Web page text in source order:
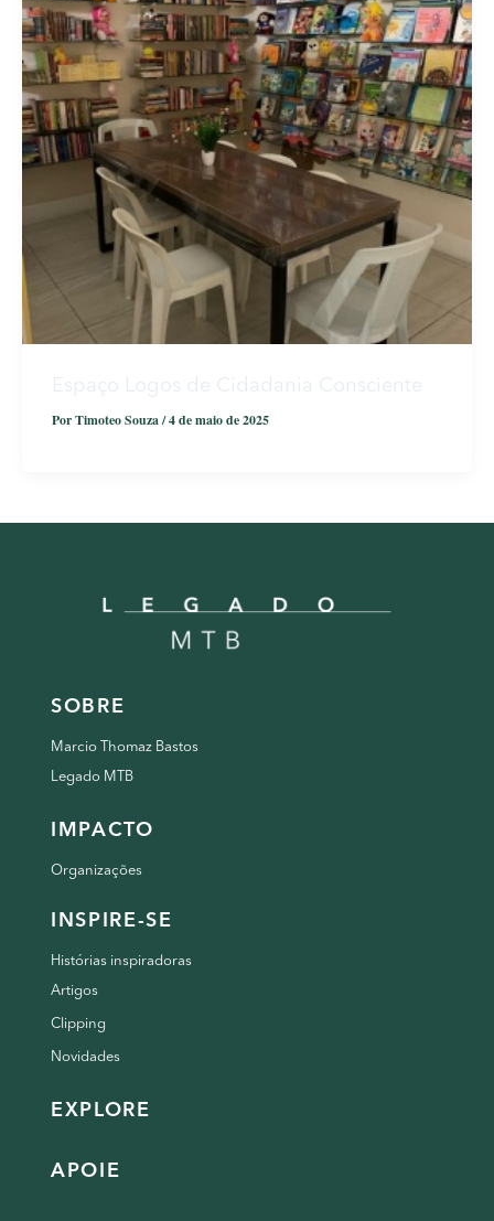
Espaço Logos de Cidadania Consciente
PorTimoteo Souza/4 de maio de 2025
SOBRE
Marcio Thomaz Bastos
Legado MTB
IMPACTO
Organizações
INSPIRE-SE
Histórias inspiradoras
Artigos
Clipping
Novidades
EXPLORE
APOIE